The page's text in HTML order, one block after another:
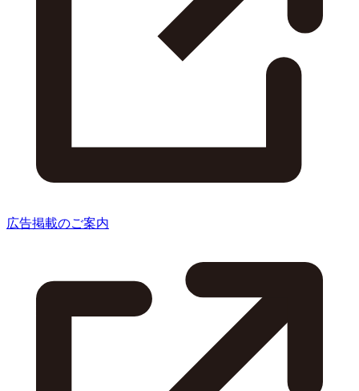
広告掲載のご案内